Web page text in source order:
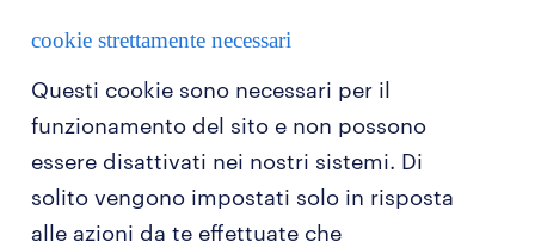
cookie strettamente necessari
Questi cookie sono necessari per il
funzionamento del sito e non possono
essere disattivati ​​nei nostri sistemi. Di
solito vengono impostati solo in risposta
alle azioni da te effettuate che